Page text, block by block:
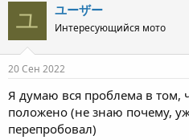
ユ ユーザー
Интересующийся мото
20 Сен 2022
Я думаю вся проблема в том,
положено (не знаю почему,
перепробовал)